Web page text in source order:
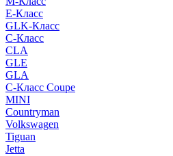
E-Класс
GLK-Класс
C-Класс
CLA
GLE
GLA
C-Класс Coupe
MINI
Countryman
Volkswagen
Tiguan
Jetta